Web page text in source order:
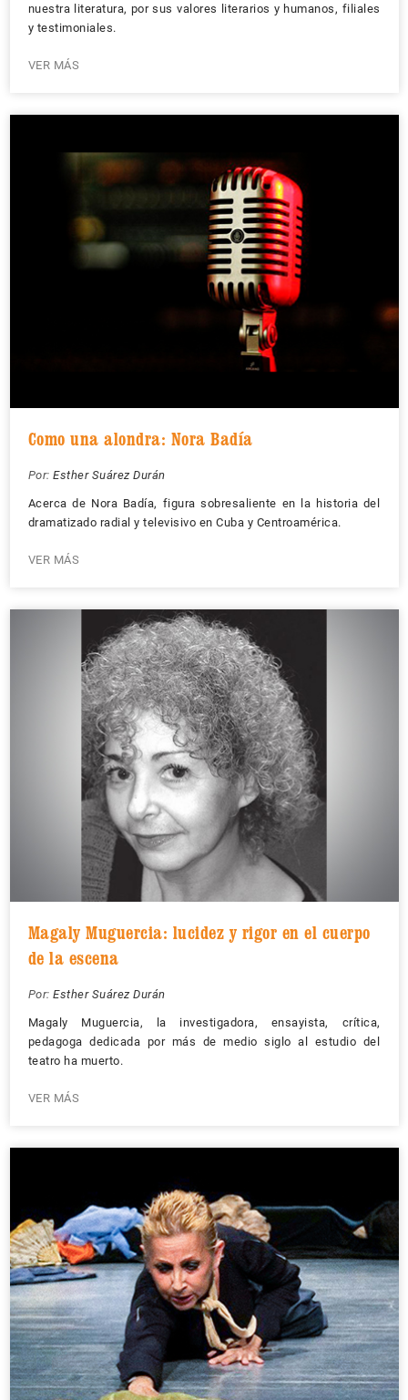
nuestra literatura, por sus valores literarios y humanos, filiales
y testimoniales.
VER MÁS
Como una alondra: Nora Badía
Por: Esther Suárez Durán
Acerca de Nora Badía, figura sobresaliente en la historia del
dramatizado radial y televisivo en Cuba y Centroamérica.
VER MÁS
Magaly Muguercia: lucidez y rigor en el cuerpo
de la escena
Por: Esther Suárez Durán
Magaly Muguercia, la investigadora, ensayista, crítica,
pedagoga dedicada por más de medio siglo al estudio del
teatro ha muerto.
VER MÁS